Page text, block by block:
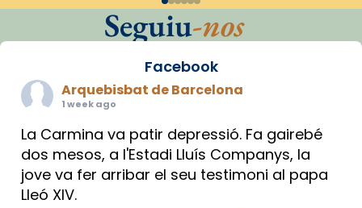
Seguiu-nos
Facebook
Arquebisbat de Barcelona
1 week ago
La Carmina va patir depressió. Fa gairebé
dos mesos, a l'Estadi Lluís Companys, la
jove va fer arribar el seu testimoni al papa
Lleó XIV.